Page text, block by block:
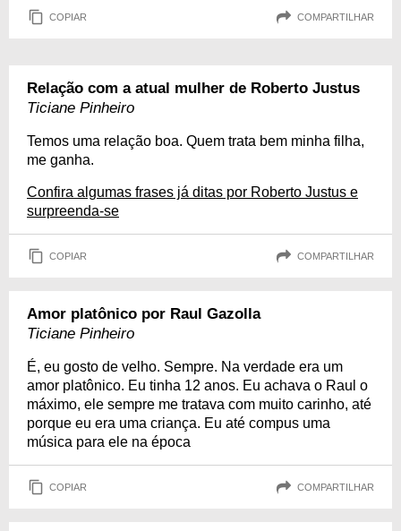
COPIAR COMPARTILHAR
Relação com a atual mulher de Roberto Justus
Ticiane Pinheiro
Temos uma relação boa. Quem trata bem minha filha,
me ganha.
Confira algumas frases já ditas por Roberto Justus e
surpreenda-se
COPIAR COMPARTILHAR
Amor platônico por Raul Gazolla
Ticiane Pinheiro
É, eu gosto de velho. Sempre. Na verdade era um
amor platônico. Eu tinha 12 anos. Eu achava o Raul o
máximo, ele sempre me tratava com muito carinho, até
porque eu era uma criança. Eu até compus uma
música para ele na época
COPIAR COMPARTILHAR